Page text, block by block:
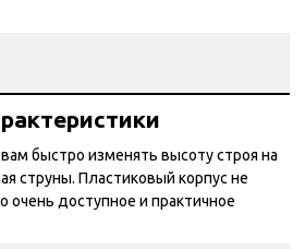
быстро изменять высоту строя на
струны. Пластиковый корпус не
очень доступное и практичное